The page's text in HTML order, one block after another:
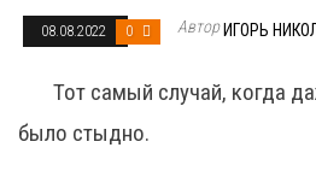
08.08.2022 0 Автор ИГОРЬ
Тот самый случай, когда
было стыдно.